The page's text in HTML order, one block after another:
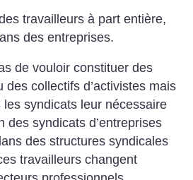
travailleurs à part entière,
des entreprises.
de vouloir constituer des
des collectifs d’activistes mais
les syndicats leur nécessaire
des syndicats d’entreprises
des structures syndicales
travailleurs changent